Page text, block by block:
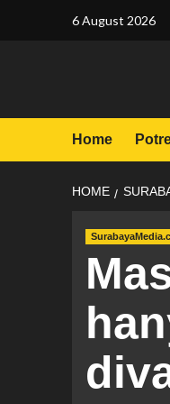
6 August 2026
Home
HOME